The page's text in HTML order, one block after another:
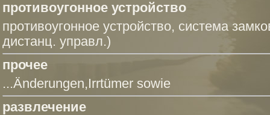
противоугонное устройство
противоугонное устройство, система
дистанц. управл.)
прочее
...Änderungen,Irrtümer sowie
развлечение